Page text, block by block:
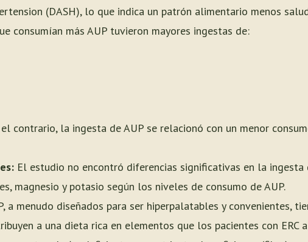
(DASH), lo que indica un patrón alimentario menos
consumían más AUP tuvieron mayores ingestas de:
contrario, la ingesta de AUP se relacionó con un menor
El estudio no encontró diferencias significativas en la ingesta
magnesio y potasio según los niveles de consumo de AUP.
a menudo diseñados para ser hiperpalatables y convenientes,
a una dieta rica en elementos que los pacientes con ERC